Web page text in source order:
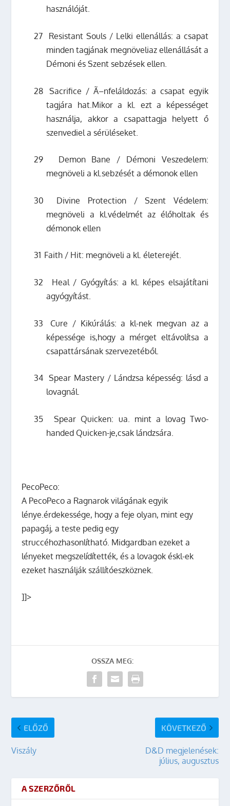
használóját.
27
Resistant Souls / Lelki ellenállás: a csapat
minden tagjának megnöveliaz ellenállását a
Démoni és Szent sebzések ellen.
28
Sacrifice / Ã–nfeláldozás: a csapat egyik
tagjára hat.Mikor a kl. ezt a képességet
használja, akkor a csapattagja helyett ő
szenvediel a sérüléseket.
29
Demon Bane / Démoni Veszedelem:
megnöveli a kl.sebzését a démonok ellen
30
Divine Protection / Szent Védelem:
megnöveli a kl.védelmét az élőholtak és
démonok ellen
31 Faith / Hit: megnöveli a kl. életerejét.
32
Heal / Gyógyítás: a kl. képes elsajátítani
agyógyítást.
33
Cure / Kikúrálás: a kl-nek megvan az a
képessége is,hogy a mérget eltávolítsa a
csapattársának szervezetéből.
34 Spear Mastery / Lándzsa képesség: lásd a
lovagnál.
35
Spear Quicken: ua. mint a lovag Two-
handed Quicken-je,csak lándzsára.
PecoPeco:
A PecoPeco a Ragnarok világának egyik
lénye.érdekessége, hogy a feje olyan, mint egy
papagáj, a teste pedig egy
struccéhozhasonlítható. Midgardban ezeket a
lényeket megszelídítették, és a lovagok éskl-ek
ezeket használják szállítóeszköznek.
]]>
OSSZA MEG:
ELŐZŐ
Viszály
KÖVETKEZŐ
D&D megjelenések:
július, augusztus
A SZERZŐRŐL